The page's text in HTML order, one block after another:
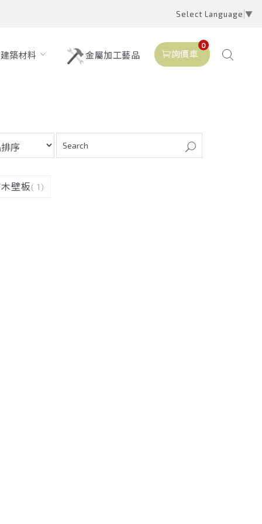
Select Language ▼
築材料 金屬加工藝品 詢價車
0
壁板( 1)